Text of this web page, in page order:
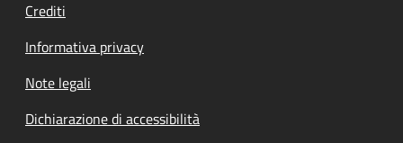
Crediti
Informativa privacy
Note legali
Dichiarazione di accessibilità